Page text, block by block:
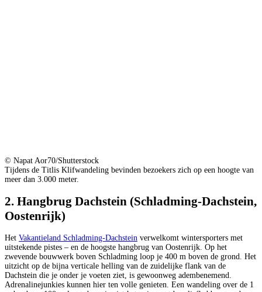
© Napat Aor70/Shutterstock
Tijdens de Titlis Klifwandeling bevinden bezoekers zich op een hoogte van
meer dan 3.000 meter.
2. Hangbrug Dachstein (Schladming-Dachstein,
Oostenrijk)
Het Vakantieland Schladming-Dachstein verwelkomt wintersporters met
uitstekende pistes – en de hoogste hangbrug van Oostenrijk. Op het
zwevende bouwwerk boven Schladming loop je 400 m boven de grond. Het
uitzicht op de bijna verticale helling van de zuidelijke flank van de
Dachstein die je onder je voeten ziet, is gewoonweg adembenemend.
Adrenalinejunkies kunnen hier ten volle genieten. Een wandeling over de 1